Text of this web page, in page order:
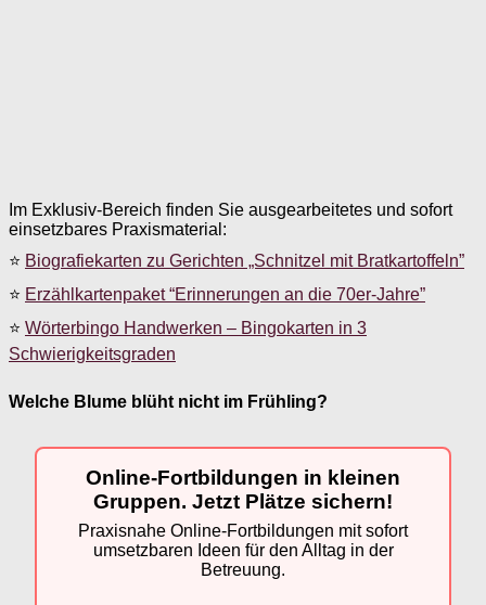
Im Exklusiv-Bereich finden Sie ausgearbeitetes und sofort
einsetzbares Praxismaterial:
⭐ Biografiekarten zu Gerichten „Schnitzel mit Bratkartoffeln”
⭐ Erzählkartenpaket “Erinnerungen an die 70er-Jahre”
⭐ Wörterbingo Handwerken – Bingokarten in 3
Schwierigkeitsgraden
Welche Blume blüht nicht im Frühling?
Online-Fortbildungen in kleinen
Gruppen. Jetzt Plätze sichern!
Praxisnahe Online-Fortbildungen mit sofort
umsetzbaren Ideen für den Alltag in der
Betreuung.